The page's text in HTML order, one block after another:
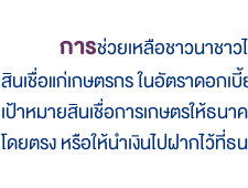
การช่วยเหลือชาวนาชา
สินเชื่อแก่เกษตรกร ในอัตราดอก
เป้าหมายสินเชื่อการเกษตรให้ธ
โดยตรง หรือให้นำเงินไปฝากไว้ที่